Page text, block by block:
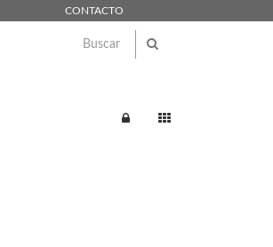
CONTACTO